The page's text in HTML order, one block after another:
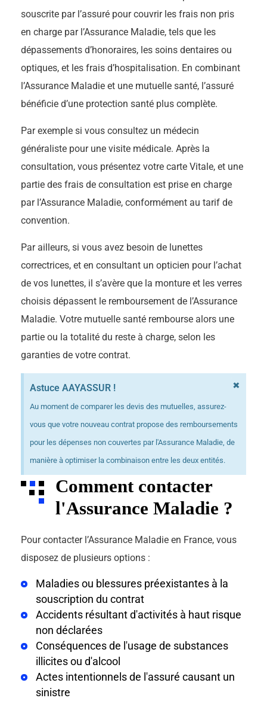
souscrite par l’assuré pour couvrir les frais non pris
en charge par l’Assurance Maladie, tels que les
dépassements d’honoraires, les soins dentaires ou
optiques, et les frais d’hospitalisation. En combinant
l’Assurance Maladie et une mutuelle santé, l’assuré
bénéficie d’une protection santé plus complète.
Par exemple si vous consultez un médecin
généraliste pour une visite médicale. Après la
consultation, vous présentez votre carte Vitale, et une
partie des frais de consultation est prise en charge
par l’Assurance Maladie, conformément au tarif de
convention.
Par ailleurs, si vous avez besoin de lunettes
correctrices, et en consultant un opticien pour l’achat
de vos lunettes, il s’avère que la monture et les verres
choisis dépassent le remboursement de l’Assurance
Maladie. Votre mutuelle santé rembourse alors une
partie ou la totalité du reste à charge, selon les
garanties de votre contrat.
Astuce AAYASSUR !
Au moment de comparer les devis des mutuelles, assurez-
vous que votre nouveau contrat propose des remboursements
pour les dépenses non couvertes par l'Assurance Maladie, de
manière à optimiser la combinaison entre les deux entités.
×
Comment contacter
l'Assurance Maladie ?
Pour contacter l’Assurance Maladie en France, vous
disposez de plusieurs options :
Maladies ou blessures préexistantes à la
souscription du contrat
Accidents résultant d'activités à haut risque
non déclarées
Conséquences de l'usage de substances
illicites ou d'alcool
Actes intentionnels de l'assuré causant un
sinistre